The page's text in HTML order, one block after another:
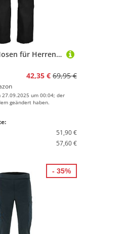
CMP - Lange Hosen für Herren, Schwarz, 50
42,35 € 69,95 €
um 00:04; der
geändert haben.
51,90 €
57,60 €
- 35%